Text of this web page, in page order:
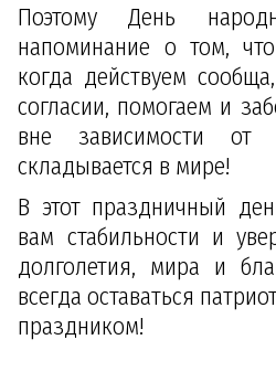
Поэтому День
напоминание о том,
когда действуем
согласии, помогаем и
вне зависимости от
складывается в мире!
В этот праздничный
вам стабильности и
долголетия, мира и
всегда оставаться
праздником!